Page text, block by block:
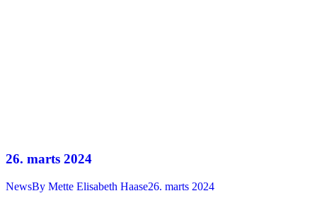
26. marts 2024
NewsBy Mette Elisabeth Haase26. marts 2024